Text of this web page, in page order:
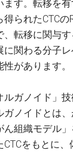
す。転移を
られたCTCの
転移に関与す
に関わる分子
があります。
ルガノイド」
ノイドとは
ん組織モデル
をもとに